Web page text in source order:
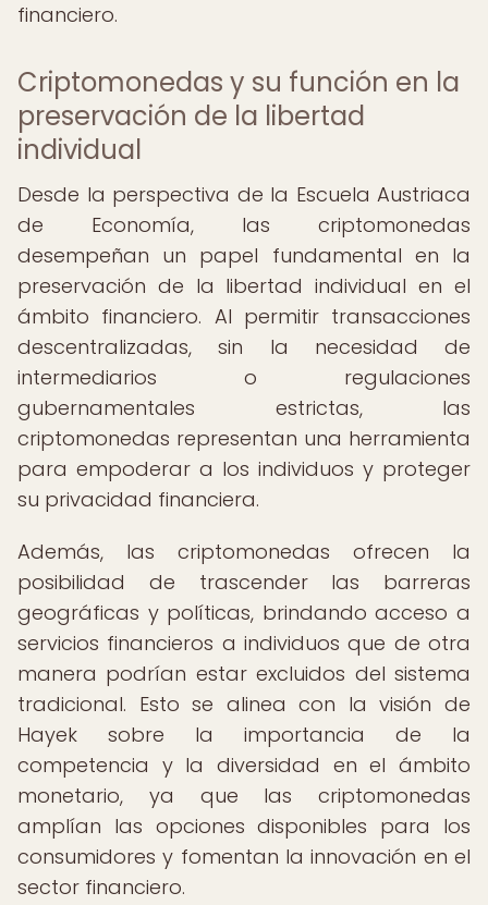
financiero.
Criptomonedas y su función en la
preservación de la libertad
individual
Desde la perspectiva de la Escuela Austriaca
de Economía, las criptomonedas
desempeñan un papel fundamental en la
preservación de la libertad individual en el
ámbito financiero. Al permitir transacciones
descentralizadas, sin la necesidad de
intermediarios o regulaciones
gubernamentales estrictas, las
criptomonedas representan una herramienta
para empoderar a los individuos y proteger
su privacidad financiera.
Además, las criptomonedas ofrecen la
posibilidad de trascender las barreras
geográficas y políticas, brindando acceso a
servicios financieros a individuos que de otra
manera podrían estar excluidos del sistema
tradicional. Esto se alinea con la visión de
Hayek sobre la importancia de la
competencia y la diversidad en el ámbito
monetario, ya que las criptomonedas
amplían las opciones disponibles para los
consumidores y fomentan la innovación en el
sector financiero.